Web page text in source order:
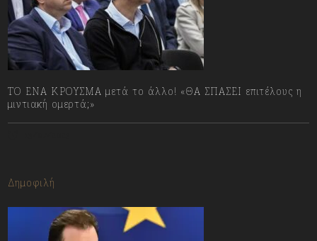
ΤΟ ΕΝΑ ΚΡΟΥΣΜΑ μετά το άλλο! «ΘΑ ΣΠΑΣΕΙ επιτέλους η
μιντιακή ομερτά;»
Δημοφιλή